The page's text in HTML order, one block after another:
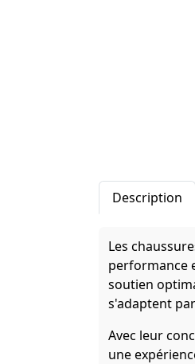
Description
Les
performance
soutien
s'adaptent
Avec leur
une